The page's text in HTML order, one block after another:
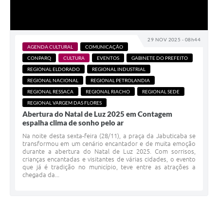
29 NOV 2025 - 08h44
AGENDA CULTURAL
COMUNICAÇÃO
CONPARQ
CULTURA EVENTOS
GABINETE DO PREFEITO
REGIONAL ELDORADO
REGIONAL INDUSTRIAL
REGIONAL NACIONAL
REGIONAL PETROLANDIA
REGIONAL RESSACA
REGIONAL RIACHO
REGIONAL SEDE
REGIONAL VARGEM DAS FLORES
Abertura do Natal de Luz 2025 em Contagem
espalha clima de sonho pelo ar
Na noite desta sexta-feira (28/11), a praça da Jabuticaba se
transformou em um cenário encantador e de muita emoção
durante a abertura do Natal de Luz 2025. Com sorrisos,
crianças encantadas e visitantes de várias cidades, o evento
que já é tradição no município, teve entre as atrações a
chegada da...